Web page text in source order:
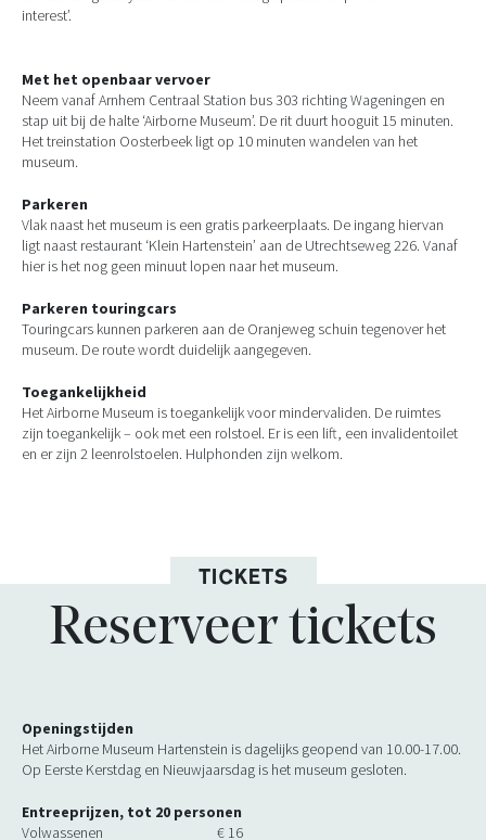
interest’.
Met het openbaar vervoer
Neem vanaf Arnhem Centraal Station bus 303 richting Wageningen en
stap uit bij de halte ‘Airborne Museum’. De rit duurt hooguit 15 minuten.
Het treinstation Oosterbeek ligt op 10 minuten wandelen van het
museum.
Parkeren
Vlak naast het museum is een gratis parkeerplaats. De ingang hiervan
ligt naast restaurant ‘Klein Hartenstein’ aan de Utrechtseweg 226. Vanaf
hier is het nog geen minuut lopen naar het museum.
Parkeren touringcars
Touringcars kunnen parkeren aan de Oranjeweg schuin tegenover het
museum. De route wordt duidelijk aangegeven.
Toegankelijkheid
Het Airborne Museum is toegankelijk voor mindervaliden. De ruimtes
zijn toegankelijk – ook met een rolstoel. Er is een lift, een invalidentoilet
en er zijn 2 leenrolstoelen. Hulphonden zijn welkom.
TICKETS
Reserveer tickets
Openingstijden
Het Airborne Museum Hartenstein is dagelijks geopend van 10.00-17.00.
Op Eerste Kerstdag en Nieuwjaarsdag is het museum gesloten.
Entreeprijzen, tot 20 personen
Volwassenen € 16